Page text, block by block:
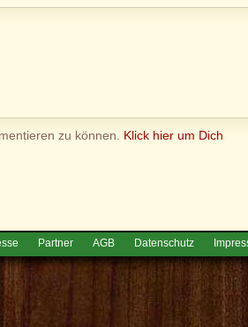
zu können. Klick hier um Dich
Partner AGB Datenschutz